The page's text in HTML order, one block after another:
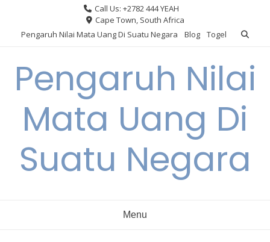
content
Call Us: +2782 444 YEAH
Cape Town, South Africa
Pengaruh Nilai Mata Uang Di Suatu Negara
Blog Togel
Pengaruh Nilai
Mata Uang Di
Suatu Negara
Menu